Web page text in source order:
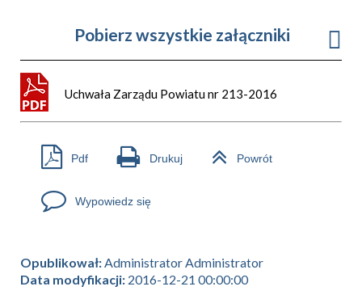
Pobierz wszystkie załączniki
Uchwała Zarządu Powiatu nr 213-2016
Pdf Drukuj Powrót
Wypowiedz się
Opublikował:Administrator Administrator
Data modyfikacji: 2016-12-21 00:00:00